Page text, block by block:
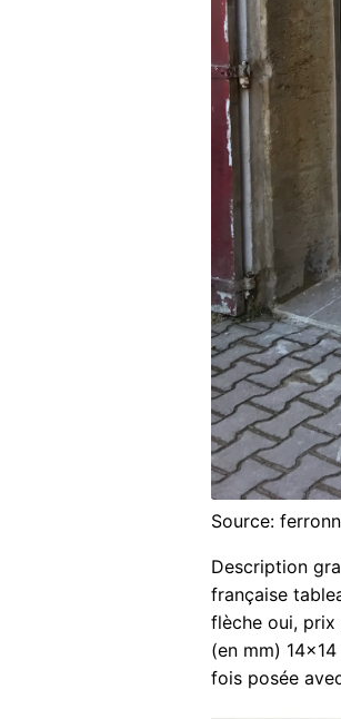
Source:
Description
française
flèche oui, prix
(en mm)
fois posée